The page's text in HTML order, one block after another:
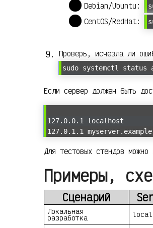
Debian/Ubuntu:
CentOS/RedHat:
Проверь, исчезла ли
sudo systemctl status
Если сервер должен быть
127.0.0.1 localhost
127.0.1.1
Для тестовых стендов можно
Примеры,
Сценарий
Локальная
разработка